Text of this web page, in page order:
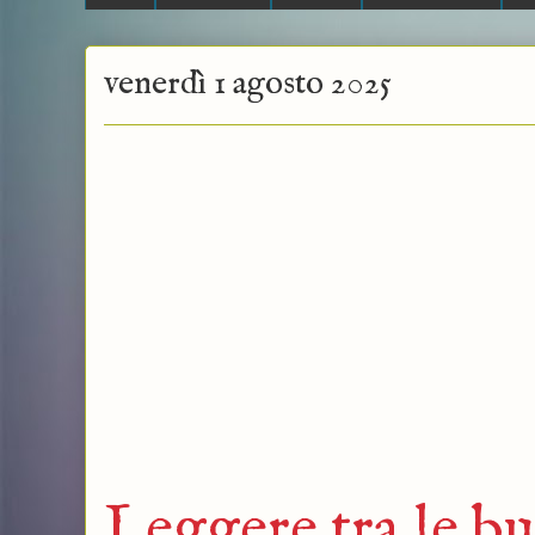
venerdì 1 agosto 2025